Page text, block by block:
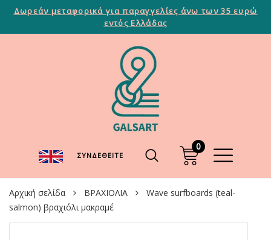
Δωρεάν μεταφορικά για παραγγελίες άνω των 35 ευρώ
εντός Ελλάδας
ΣΥΝΔΕΘΕΊΤΕ
0
Αρχική σελίδα ΒΡΑΧΙΟΛΙΑ
Wave surfboards (teal-
salmon) βραχιόλι μακραμέ